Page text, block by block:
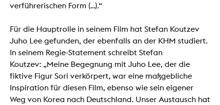
verführerischen Form (…).“
Für die Hauptrolle in seinem Film hat Stefan Koutzev
Juho Lee gefunden, der ebenfalls an der KHM studiert.
In seinem Regie-Statement schreibt Stefan
Koutzev: „Meine Begegnung mit Juho Lee, der die
fiktive Figur Sori verkörpert, war eine maßgebliche
Inspiration für diesen Film, ebenso wie sein eigener
Weg von Korea nach Deutschland. Unser Austausch hat